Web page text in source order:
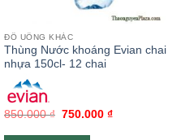
ĐỒ UỐNG KHÁC
Thùng Nước khoáng Evian chai
nhựa 150cl- 12 chai
850.000₫ 750.000₫